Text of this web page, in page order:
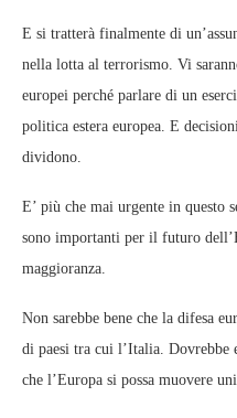
E si tratterà finalmente di
nella lotta al terrorismo. Vi
europei perché parlare di un
politica estera europea. E
dividono.
E’ più che mai urgente in questo
sono importanti per il futuro
maggioranza.
Non sarebbe bene che la difesa
di paesi tra cui l’Italia. Dovrebbe
che l’Europa si possa muovere